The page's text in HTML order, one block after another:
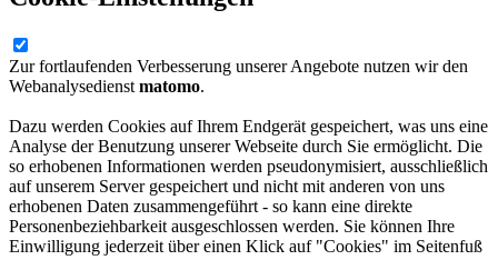
Zur fortlaufenden Verbesserung unserer Angebote nutzen wir den
Webanalysedienst matomo.
Dazu werden Cookies auf Ihrem Endgerät gespeichert, was uns eine
Analyse der Benutzung unserer Webseite durch Sie ermöglicht. Die
so erhobenen Informationen werden pseudonymisiert, ausschließlich
auf unserem Server gespeichert und nicht mit anderen von uns
erhobenen Daten zusammengeführt - so kann eine direkte
Personenbeziehbarkeit ausgeschlossen werden. Sie können Ihre
Einwilligung jederzeit über einen Klick auf "Cookies" im Seitenfuß